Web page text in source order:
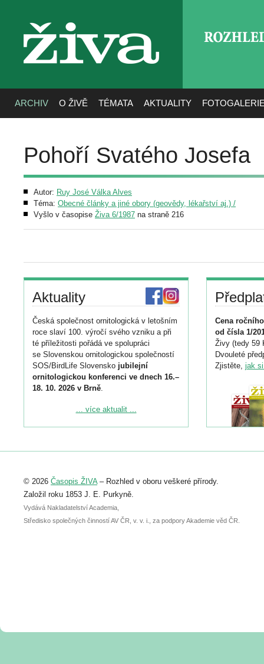
živa
ARCHIV O ŽIVĚ TÉMATA AKTUALITY
Pohoří Svatého Josefa
Autor: Ruy José Válka Alves
Téma: Obecné články a jiné obory (geovědy, lékařství aj.) /
Vyšlo v časopise Živa 6/1987 na straně 216
Aktuality
Česká společnost ornitologická v letošním
roce slaví 100. výročí svého vzniku a při
té příležitosti pořádá ve spolupráci
se Slovenskou ornitologickou společností
SOS/BirdLife Slovensko jubilejní
ornitologickou konferenci ve dnech 16.–
18. 10. 2026 v Brně.
Podrobnější informace ke konferenci
Registrovat se můžete do 6. září.
abstraktu přihlášené přednášky nebo
posteru je už 30. června.
... více aktualit ...
Cena
od čísla 1/
Živy (tedy 59
Dvouleté
Zjistěte, jak
© 2026 Časopis ŽIVA– Rozhled v oboru veškeré přírody.
Založil roku 1853 J. E. Purkyně.
Vydává Nakladatelství Academia,
Středisko společných činností AV ČR, v. v. i., za podpory Akademie věd ČR.